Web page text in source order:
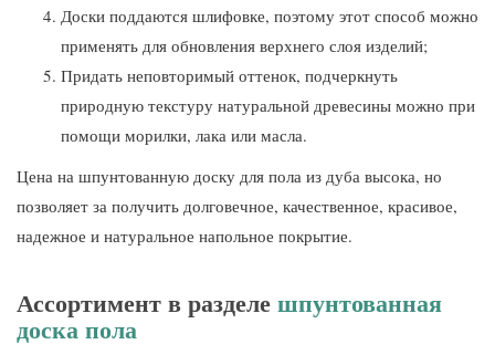
Доски поддаются шлифовке, поэтому этот способ можно
применять для обновления верхнего слоя изделий;
Придать неповторимый оттенок, подчеркнуть
природную текстуру натуральной древесины можно при
помощи морилки, лака или масла.
Цена на шпунтованную доску для пола из дуба высока, но
позволяет за получить долговечное, качественное, красивое,
надежное и натуральное напольное покрытие.
Ассортимент в разделешпунтованная
доска пола